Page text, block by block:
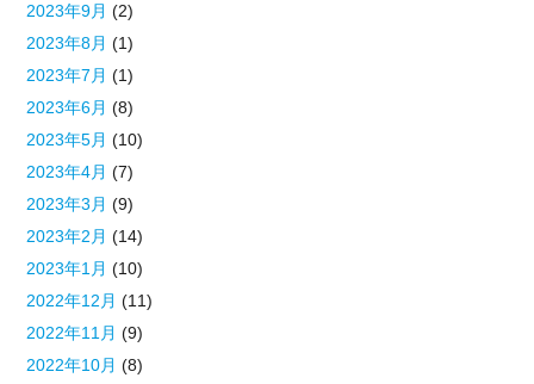
2023年9月 (2)
2023年8月 (1)
2023年7月 (1)
2023年6月 (8)
2023年5月 (10)
2023年4月 (7)
2023年3月 (9)
2023年2月 (14)
2023年1月 (10)
2022年12月 (11)
2022年11月 (9)
2022年10月 (8)